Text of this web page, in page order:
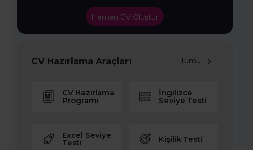
Hemen CV Oluştur
CV Hazırlama Araçları Tümü
CV Hazırlama
Programı
İngilizce
Seviye Testi
Excel Seviye
Testi Kişilik Testi